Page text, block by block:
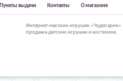
Пункты выдачи Контакты О магазине
Интернет-магазин игрушек
продажа детских игрушек и костюмов.